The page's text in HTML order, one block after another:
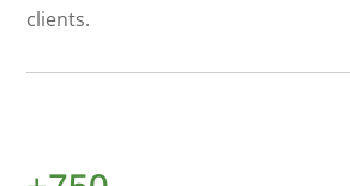
clients.